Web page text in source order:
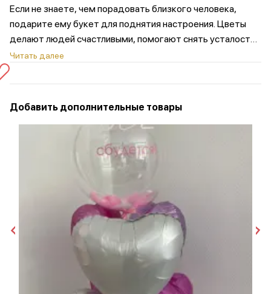
Если не знаете, чем порадовать близкого человека,
подарите ему букет для поднятия настроения. Цветы
делают людей счастливыми, помогают снять усталость
и тревогу и даже снижают болевые ощущения.
Читать далее
Добавить дополнительные товары